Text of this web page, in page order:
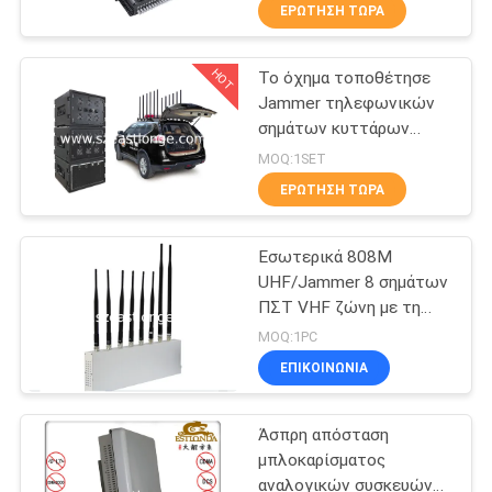
ΕΡΓΟΣΤΆΣΙΟ
ΠΟΙΟΤΙΚΌΣ
ΈΛΕΓΧΟΣ
ΜΑΣ
ΕΛΆΤΕ
ΕΠΑΦΉ
ΕΙΔΉΣΕΙΣ
UAV κηφήνων
Jammer
29
Jammer υψηλής
δύναμης
ΕΡΏΤΗΣΗ ΤΏΡΑ
HOT
Το όχημα τοποθέτησε
Jammer τηλεφωνικών
σημάτων κυττάρων
τηλεχειρισμού ΠΣΤ
GSM 3G 4G LTE 5G WIFI
MOQ:1SET
ΕΡΏΤΗΣΗ ΤΏΡΑ
Εσωτερικά 808M
UHF/Jammer 8 σημάτων
ΠΣΤ VHF ζώνη με τη
υψηλή δύναμη
MOQ:1PC
ΕΠΙΚΟΙΝΩΝΊΑ
Άσπρη απόσταση
μπλοκαρίσματος
αναλογικών συσκευών